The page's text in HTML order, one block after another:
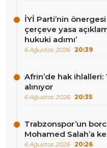
İYİ Parti’nin
çerçeve yasa
hukuki adımı’
6 Ağustos 2026 20:39
Afrin’de hak
alınıyor
6 Ağustos 2026 20:35
Trabzonspor’un
Mohamed Salah’a
6 Ağustos 2026 20:26